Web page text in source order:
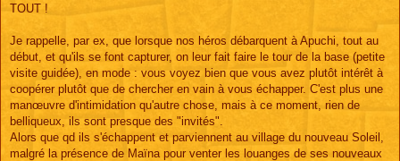
TOUT !
Je rappelle, par ex, que lorsque nos héros débarquent à Apuchi, tout au
début, et qu'ils se font capturer, on leur fait faire le tour de la base (petite
visite guidée), en mode : vous voyez bien que vous avez plutôt intérêt à
coopérer plutôt que de chercher en vain à vous échapper. C'est plus une
manœuvre d'intimidation qu'autre chose, mais à ce moment, rien de
belliqueux, ils sont presque des "invités".
Alors que qd ils s'échappent et parviennent au village du nouveau Soleil,
malgré la présence de Maïna pour venter les louanges de ses nouveaux